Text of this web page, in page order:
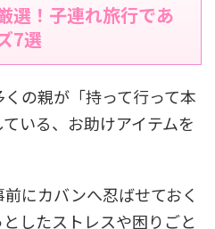
選！子連れ旅行であ
7選
の親が「持って行って本
いる、お助けアイテムを
にカバンへ忍ばせておく
したストレスや困りごと